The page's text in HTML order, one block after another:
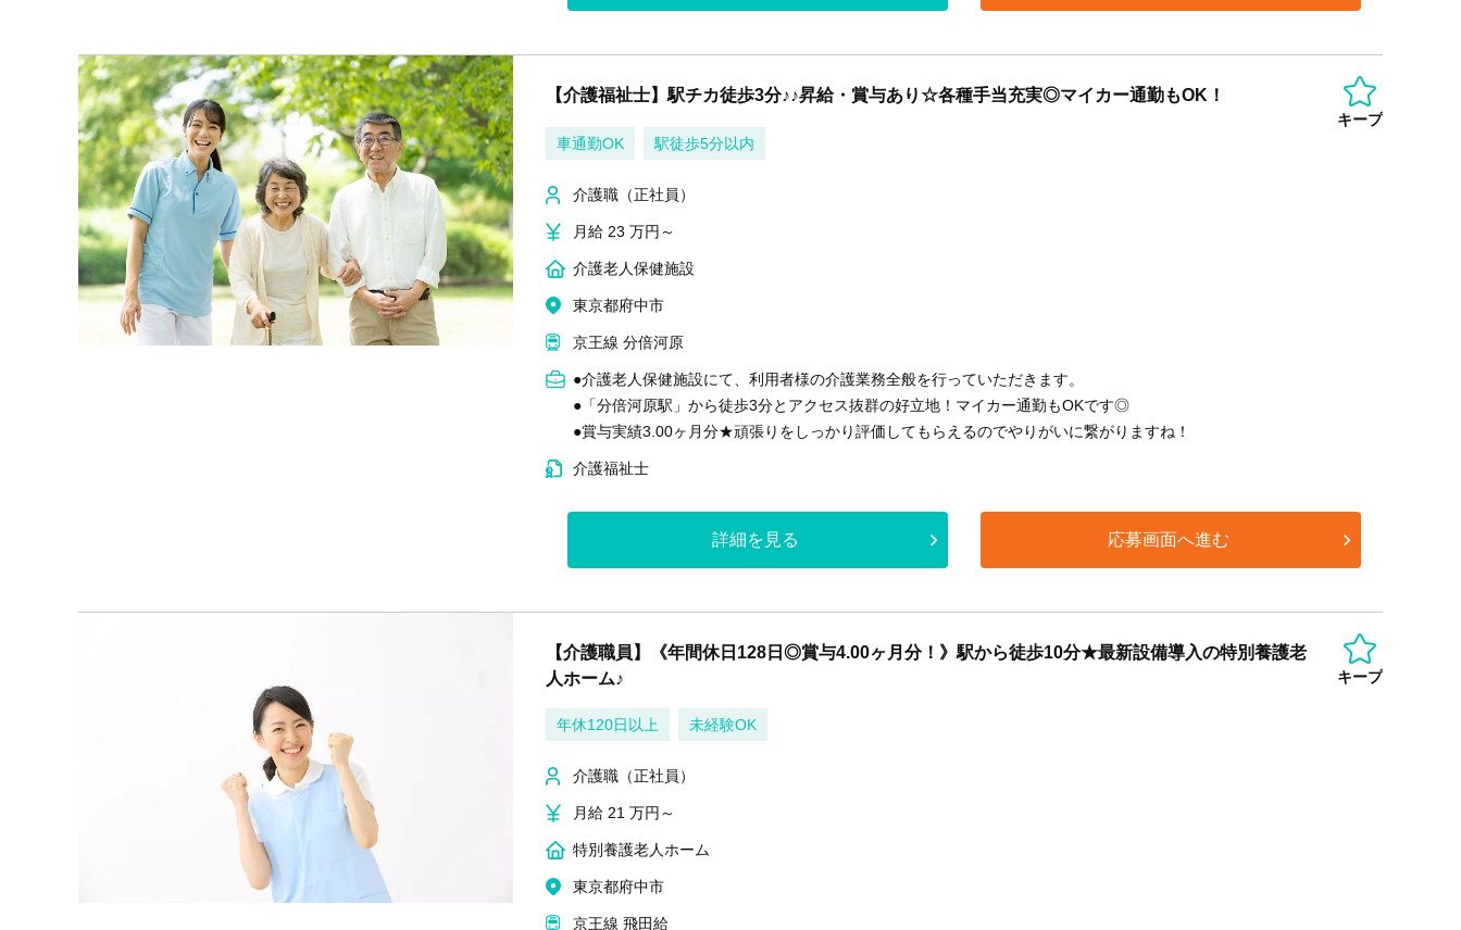
【介護福祉士】駅チカ徒歩3分♪♪昇給・賞与あり☆各種手当充実◎マイカー通勤もOK！
キープ
車通勤OK
駅徒歩5分以内
介護職（正社員）
月給 23 万円～
介護老人保健施設
東京都府中市
京王線 分倍河原
●介護老人保健施設にて、利用者様の介護業務全般を行っていただきます。
●「分倍河原駅」から徒歩3分とアクセス抜群の好立地！マイカー通勤もOKです◎
●賞与実績3.00ヶ月分★頑張りをしっかり評価してもらえるのでやりがいに繋がりますね！
介護福祉士
詳細を見る 応募画面へ進む
【介護職員】《年間休日128日◎賞与4.00ヶ月分！》駅から徒歩10分★最新設備導入の特別養護老
人ホーム♪
キープ
年休120日以上 未経験OK
介護職（正社員）
月給 21 万円～
特別養護老人ホーム
東京都府中市
京王線 飛田給